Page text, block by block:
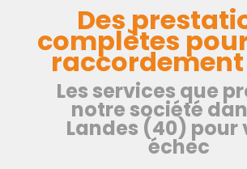
Des
complètes
Les services que
notre société
Landes (40) pour
échec